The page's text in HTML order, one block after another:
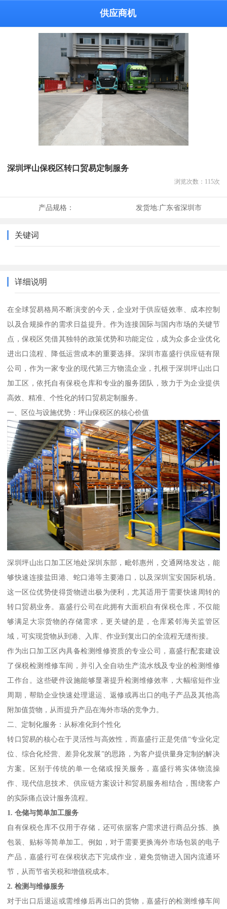
供应商机
深圳坪山保税区转口贸易定制服务
浏览次数： 115次
产品规格： 发货地:广东省深圳市
关键词
详细说明
在全球贸易格局不断演变的今天，企业对于供应链效率、成本控制
以及合规操作的需求日益提升。作为连接国际与国内市场的关键节
点，保税区凭借其独特的政策优势和功能定位，成为众多企业优化
进出口流程、降低运营成本的重要选择。深圳市嘉盛行供应链有限
公司，作为一家专业的现代第三方物流企业，扎根于深圳坪山出口
加工区，依托自有保税仓库和专业的服务团队，致力于为企业提供
高效、精准、个性化的转口贸易定制服务。
一、区位与设施优势：坪山保税区的核心价值
深圳坪山出口加工区地处深圳东部，毗邻惠州，交通网络发达，能
够快速连接盐田港、蛇口港等主要港口，以及深圳宝安国际机场。
这一区位优势使得货物进出极为便利，尤其适用于需要快速周转的
转口贸易业务。嘉盛行公司在此拥有大面积自有保税仓库，不仅能
够满足大宗货物的存储需求，更关键的是，仓库紧邻海关监管区
域，可实现货物从到港、入库、作业到复出口的全流程无缝衔接。
作为出口加工区内具备检测维修资质的专业公司，嘉盛行配套建设
了保税检测维修车间，并引入全自动生产流水线及专业的检测维修
工作台。这些硬件设施能够显著提升检测维修效率，大幅缩短作业
周期，帮助企业快速处理退运、返修或再出口的电子产品及其他高
附加值货物，从而提升产品在海外市场的竞争力。
二、定制化服务：从标准化到个性化
转口贸易的核心在于灵活性与高效性，而嘉盛行正是凭借“专业化定
位、综合化经营、差异化发展”的思路，为客户提供量身定制的解决
方案。区别于传统的单一仓储或报关服务，嘉盛行将实体物流操
作、现代信息技术、供应链方案设计和贸易服务相结合，围绕客户
的实际痛点设计服务流程。
1. 仓储与简单加工服务
自有保税仓库不仅用于存储，还可依据客户需求进行商品分拣、换
包装、贴标等简单加工。例如，对于需要更换海外市场包装的电子
产品，嘉盛行可在保税状态下完成作业，避免货物进入国内流通环
节，从而节省关税和增值税成本。
2. 检测与维修服务
对于出口后退运或需维修后再出口的货物，嘉盛行的检测维修车间